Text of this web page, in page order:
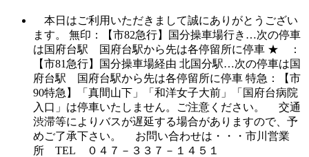
本日はご利用いただきまして誠にありがとうござい
ます。 無印：【市82急行】国分操車場行き…次の停車
は国府台駅 国府台駅から先は各停留所に停車 ★ ：
【市81急行】国分操車場経由 北国分駅…次の停車は国
府台駅 国府台駅から先は各停留所に停車 特急：【市
90特急】「真間山下」「和洋女子大前」「国府台病院
入口」は停車いたしません。ご注意ください。 交通
渋滞等によりバスが遅延する場合がありますので、予
めご了承下さい。 お問い合わせは・・・市川営業
所 TEL ０４７－３３７－１４５１